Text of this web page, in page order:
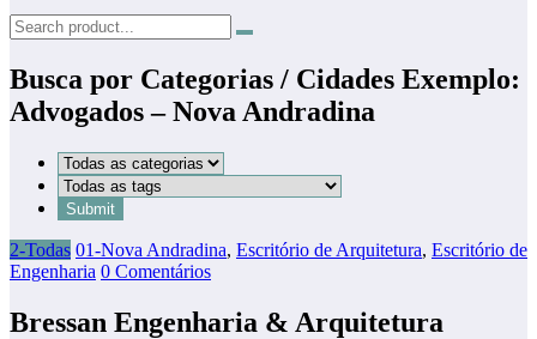
Busca por Categorias / Cidades Exemplo:
Advogados – Nova Andradina
2-Todas 01-Nova Andradina, Escritório de Arquitetura, Escritório de
Engenharia 0 Comentários
Bressan Engenharia & Arquitetura